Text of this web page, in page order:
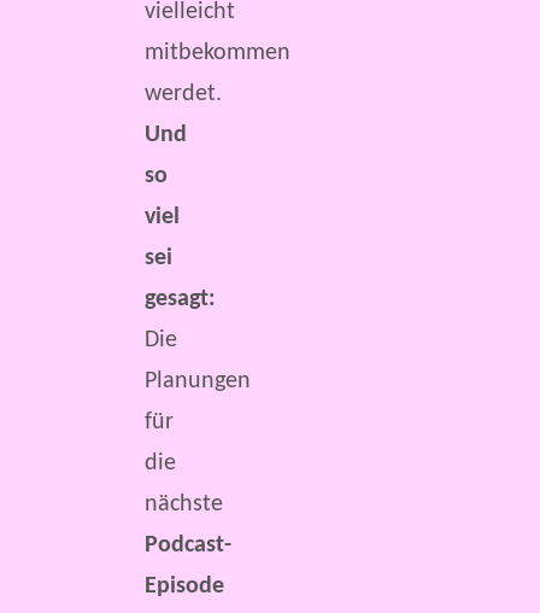
vielleicht
mitbekommen
werdet.
Und
so
viel
sei
gesagt:
Die
Planungen
für
die
nächste
Podcast-
Episode